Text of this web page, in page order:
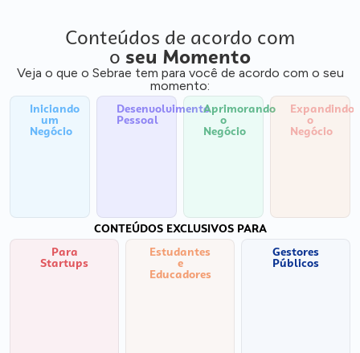
Conteúdos de acordo com
o seu Momento
Veja o que o Sebrae tem para você de acordo com o seu
momento:
Iniciando
um
Negócio
Desenvolvimento
Pessoal
Aprimorando
o
Negócio
Expandindo
o
Negócio
CONTEÚDOS EXCLUSIVOS PARA
Para
Startups
Estudantes
e
Educadores
Gestores
Públicos